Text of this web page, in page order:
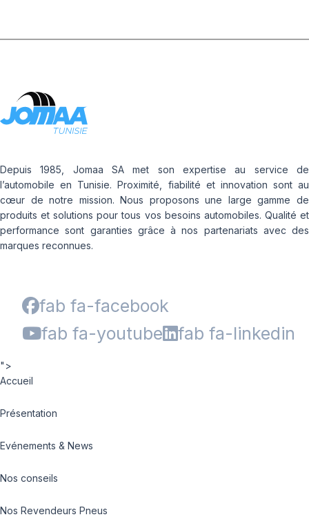
Depuis 1985, Jomaa SA met son expertise au service de
l’automobile en Tunisie. Proximité, fiabilité et innovation sont au
cœur de notre mission. Nous proposons une large gamme de
produits et solutions pour tous vos besoins automobiles. Qualité et
performance sont garanties grâce à nos partenariats avec des
marques reconnues.
fab fa-facebook
fab fa-youtube
fab fa-linkedin
">
Accueil
Présentation
Evénements & News
Nos conseils
Nos Revendeurs Pneus